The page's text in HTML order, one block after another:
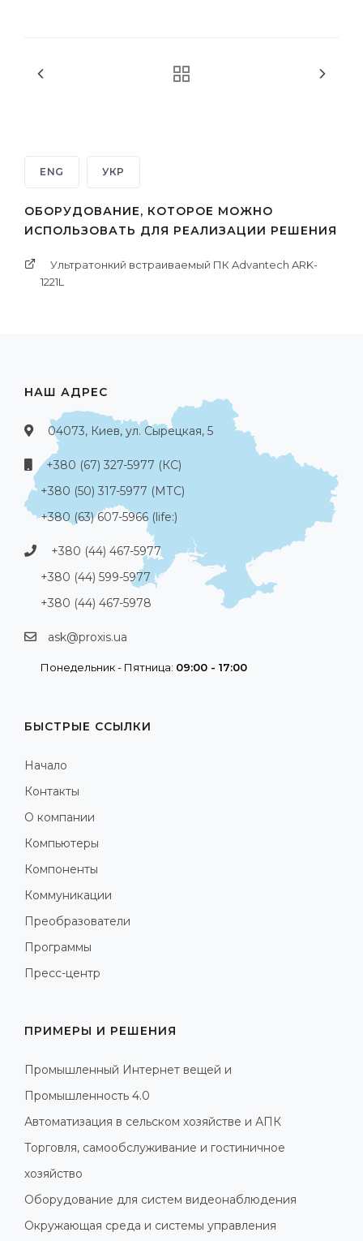
ENG УКР
ОБОРУДОВАНИЕ, КОТОРОЕ МОЖНО
ИСПОЛЬЗОВАТЬ ДЛЯ РЕАЛИЗАЦИИ РЕШЕНИЯ
Ультратонкий встраиваемый ПК Advantech ARK-
1221L
НАШ АДРЕС
04073, Киев, ул. Сырецкая, 5
+380 (67) 327-5977 (КС)
+380 (50) 317-5977 (МТС)
+380 (63) 607-5966 (life:)
+380 (44) 467-5977
+380 (44) 599-5977
+380 (44) 467-5978
ask@proxis.ua
Понедельник - Пятница: 09:00 - 17:00
БЫСТРЫЕ ССЫЛКИ
Начало
Контакты
О компании
Компьютеры
Компоненты
Коммуникации
Преобразователи
Программы
Пресс-центр
ПРИМЕРЫ И РЕШЕНИЯ
Промышленный Интернет вещей и
Промышленность 4.0
Автоматизация в сельском хозяйстве и АПК
Торговля, самообслуживание и гостиничное
хозяйство
Оборудование для систем видеонаблюдения
Окружающая среда и системы управления